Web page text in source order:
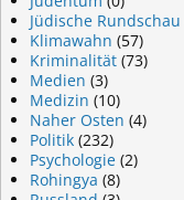
Jüdische Rundschau
Klimawahn (57)
Kriminalität (73)
Medien (3)
Medizin (10)
Naher Osten (4)
Politik (232)
Psychologie (2)
Rohingya (8)